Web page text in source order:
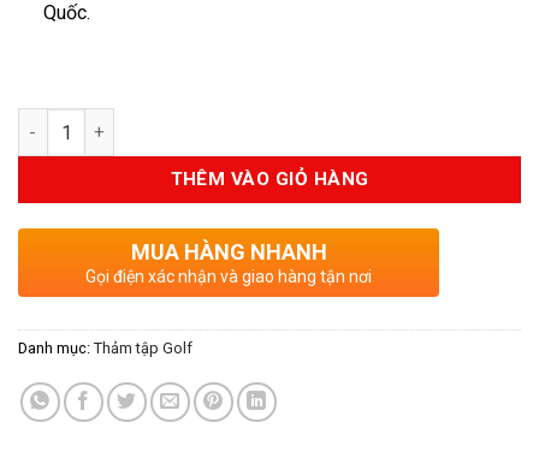
Quốc.
Số lượng
THÊM VÀO GIỎ HÀNG
MUA HÀNG NHANH
Gọi điện xác nhận và giao hàng tận nơi
Danh mục: Thảm tập Golf